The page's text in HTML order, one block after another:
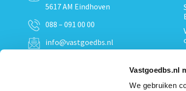
Vastgoedbs.nl
We gebruiken
5617 AM Eindhoven
088 – 091 00 00
info@vastgoedbs.nl